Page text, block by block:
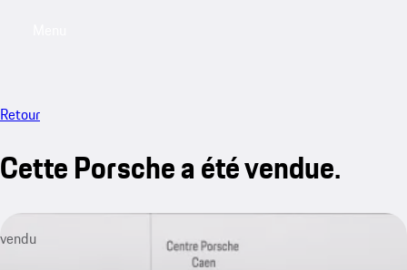
Retour
Cette Porsche a été vendue.
vendu